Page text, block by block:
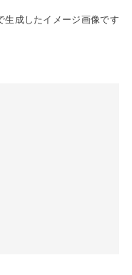
生成したイメージ画像です